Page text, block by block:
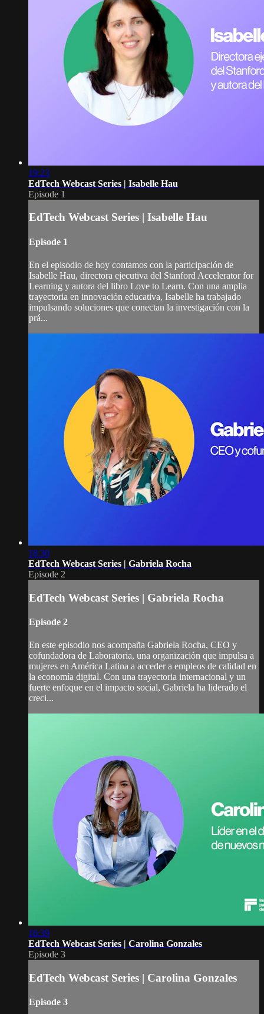
19:23
EdTech Webcast Series | Isabelle Hau
Episode 1
EdTech Webcast Series | Isabelle Hau
Episode 1
En el episodio de hoy contamos con la participación de
Isabelle Hau, directora ejecutiva del Stanford Accelerator for
Learning y autora del libro Love to Learn. Con una amplia
trayectoria en innovación educativa, Isabelle ha trabajado
impulsando soluciones que conectan la investigación con la
prá...
18:30
EdTech Webcast Series | Gabriela Rocha
Episode 2
EdTech Webcast Series | Gabriela Rocha
Episode 2
En este episodio nos acompaña Gabriela Rocha, CEO y
cofundadora de Laboratoria, una organización que impulsa a
mujeres en América Latina a acceder a empleos de calidad en
la economía digital. Con una trayectoria internacional y un
fuerte enfoque en el impacto social, Gabriela ha liderado el
creci...
16:39
EdTech Webcast Series | Carolina Gonzales
Episode 3
EdTech Webcast Series | Carolina Gonzales
Episode 3